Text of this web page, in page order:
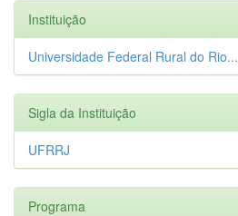
Instituição
Universidade Federal Rural do Rio...
Sigla da Instituição
UFRRJ
Programa